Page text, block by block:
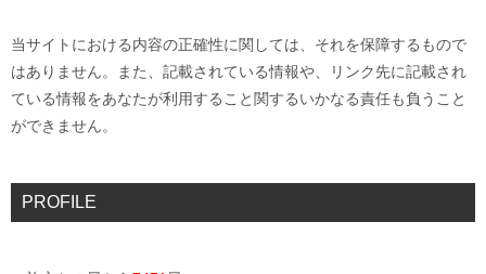
当サイトにおける内容の正確性に関しては、それを保障するもので
はありません。また、記載されている情報や、リンク先に記載され
ている情報をあなたが利用すること関するいかなる責任も負うこと
ができません。
PROFILE